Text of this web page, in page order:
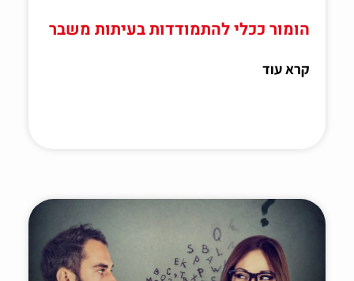
הומור ככלי להתמודדות בעיתות משבר
קרא עוד